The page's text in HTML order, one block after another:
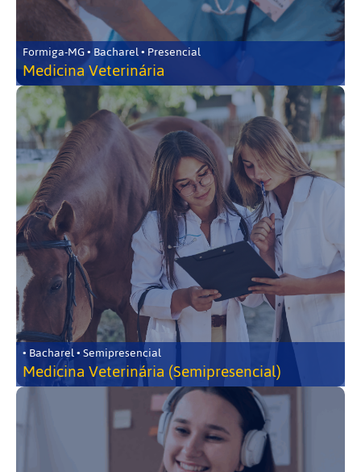
Formiga-MG • Bacharel • Presencial
Medicina Veterinária
• Bacharel • Semipresencial
Medicina Veterinária (Semipresencial)